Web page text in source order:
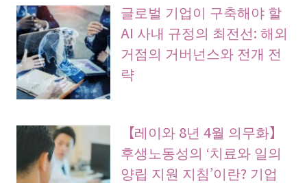
글로벌 기업이 구축해야 할
AI 사내 규정의 최전선: 해외
거점의 거버넌스와 전개 전
략
【레이와 8년 4월 의무화】
후생노동성의 ‘치료와 일의
양립 지원 지침’이란? 기업